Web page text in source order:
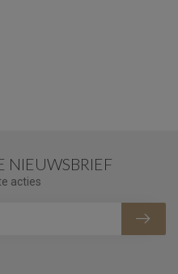
NIEUWSBRIEF
acties